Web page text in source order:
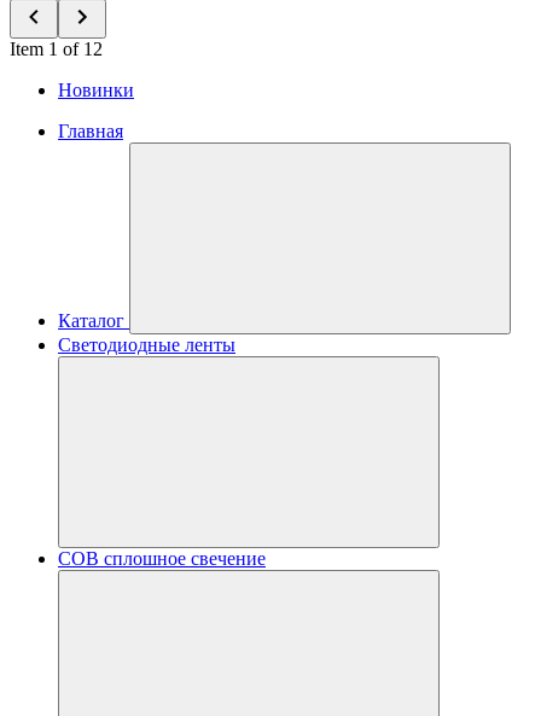
Item 1 of 12
Новинки
Главная
Каталог
Светодиодные ленты
COB сплошное свечение